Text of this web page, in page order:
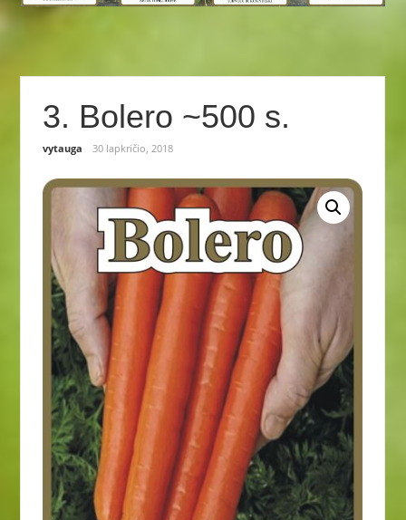
3. Bolero ~500 s.
vytauga 30 lapkričio, 2018